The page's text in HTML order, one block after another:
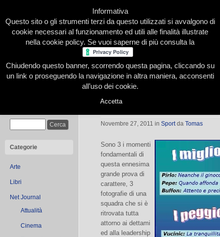
Home Presentazione Redazione Le nostre firme
Categorie
Arte
Libri
Net Journal
Attualità
Cinema
Lazio-Juve 0-1 : Pepe rosa
Novembre 27, 2011 in Sportda Tomas
Sono 3 i momenti
fondamentali di
questa ennesima
grande prova di
carattere, 3
fotografie di una
squadra che si è
ritrovata tutta
attorno ai dettami
ed alla leadership
Informativa
Questo sito o gli strumenti terzi da questo utilizzati si avvalgono di
cookie necessari al funzionamento ed utili alle finalità illustrate
nella cookie policy. Se vuoi saperne di più consulta la
Chiudendo questo banner, scorrendo questa pagina, cliccando su
un link o proseguendo la navigazione in altra maniera, acconsenti
all’uso dei cookie.
Accetta